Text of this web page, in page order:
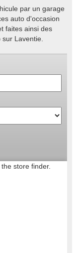
par un garage
auto d'occasion
faites ainsi des
Laventie.